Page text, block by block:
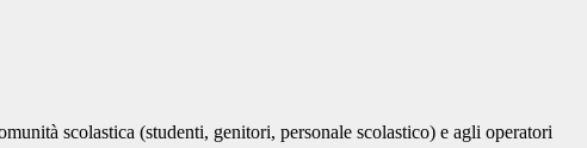
scolastica (studenti, genitori, personale scolastico) e agli operatori